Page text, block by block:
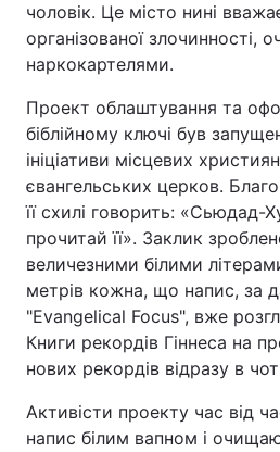
чоловік. Це місто нині
організованої злочинності,
наркокартелями.
Проект облаштування та
біблійному ключі був
ініціативи місцевих
євангельських церков.
її схилі говорить: «Сьюдад-
прочитай її». Заклик
величезними білими
метрів кожна, що напис, за
"Evangelical Focus", вже
Книги рекордів Гіннеса на
нових рекордів відразу в
Активісти проекту час від
напис білим вапном і